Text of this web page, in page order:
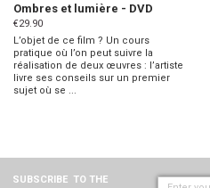
Ombres et lumière - DVD
€29.90
L’objet de ce film ? Un cours
pratique où l’on peut suivre la
réalisation de deux œuvres : l’artiste
livre ses conseils sur un premier
sujet où se ...
SUBSCRIBE TO THE